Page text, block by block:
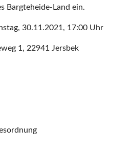
Bargteheide-Land ein.
30.11.2021, 17:00 Uhr
1, 22941 Jersbek